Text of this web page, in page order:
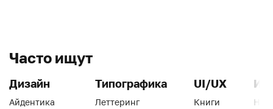
Часто ищут
Дизайн
Айдентика
Типографика
Леттеринг
UI/UX
Книги